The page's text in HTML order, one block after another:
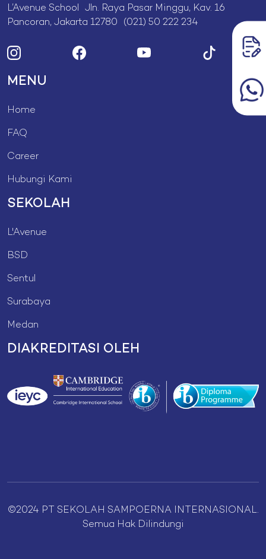
L’Avenue School Jln. Raya Pasar Minggu, Kav. 16
Pancoran, Jakarta 12780 (021) 50 222 234
MENU
Home
FAQ
Career
Hubungi Kami
SEKOLAH
L'Avenue
BSD
Sentul
Surabaya
Medan
DIAKREDITASI OLEH
©2024 PT SEKOLAH SAMPOERNA INTERNASIONAL.
Semua Hak Dilindungi